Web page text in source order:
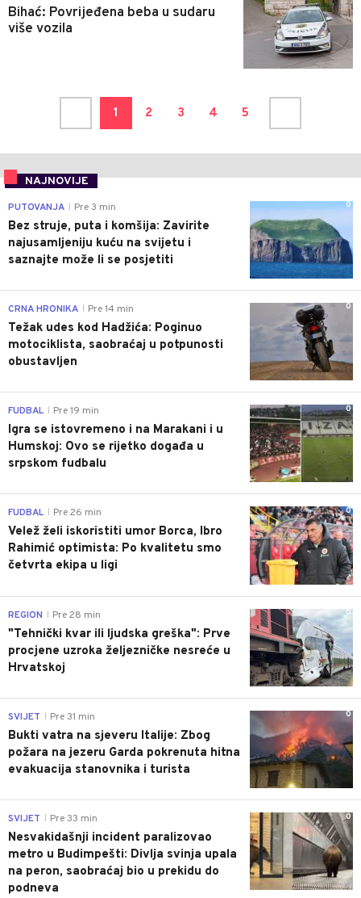
Bihać: Povrijeđena beba u sudaru
više vozila
1 2 3 4 5
NAJNOVIJE
0
PUTOVANJA Pre 3 min
Bez struje, puta i komšija: Zavirite
najusamljeniju kuću na svijetu i
saznajte može li se posjetiti
0
CRNA HRONIKA Pre 14 min
Težak udes kod Hadžića: Poginuo
motociklista, saobraćaj u potpunosti
obustavljen
0
FUDBAL Pre 19 min
Igra se istovremeno i na Marakani i u
Humskoj: Ovo se rijetko događa u
srpskom fudbalu
0
FUDBAL Pre 26 min
Velež želi iskoristiti umor Borca, Ibro
Rahimić optimista: Po kvalitetu smo
četvrta ekipa u ligi
0
REGION Pre 28 min
"Tehnički kvar ili ljudska greška": Prve
procjene uzroka željezničke nesreće u
Hrvatskoj
0
SVIJET Pre 31 min
Bukti vatra na sjeveru Italije: Zbog
požara na jezeru Garda pokrenuta hitna
evakuacija stanovnika i turista
0
SVIJET Pre 33 min
Nesvakidašnji incident paralizovao
metro u Budimpešti: Divlja svinja upala
na peron, saobraćaj bio u prekidu do
podneva